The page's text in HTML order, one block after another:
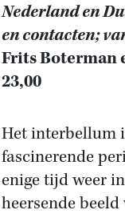
Nederland en
en contacten;
Frits Boterman
23,00
Het interbellum
fascinerende
enige tijd weer
heersende